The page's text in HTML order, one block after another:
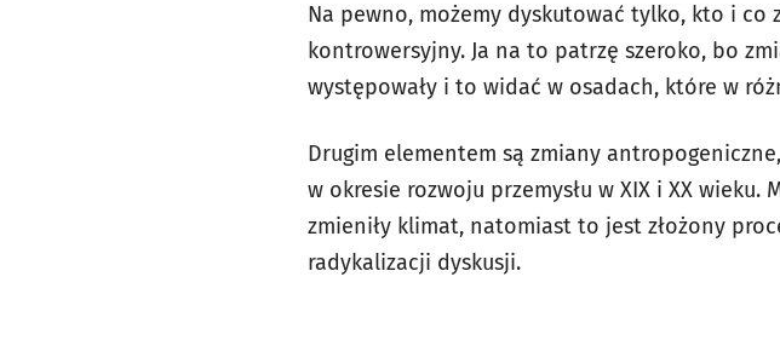
Na pewno, możemy dyskutować tylko, kto i
kontrowersyjny. Ja na to patrzę szeroko, bo
występowały i to widać w osadach, które w
Drugim elementem są zmiany
w okresie rozwoju przemysłu w XIX i XX
zmieniły klimat, natomiast to jest złożony
radykalizacji dyskusji.